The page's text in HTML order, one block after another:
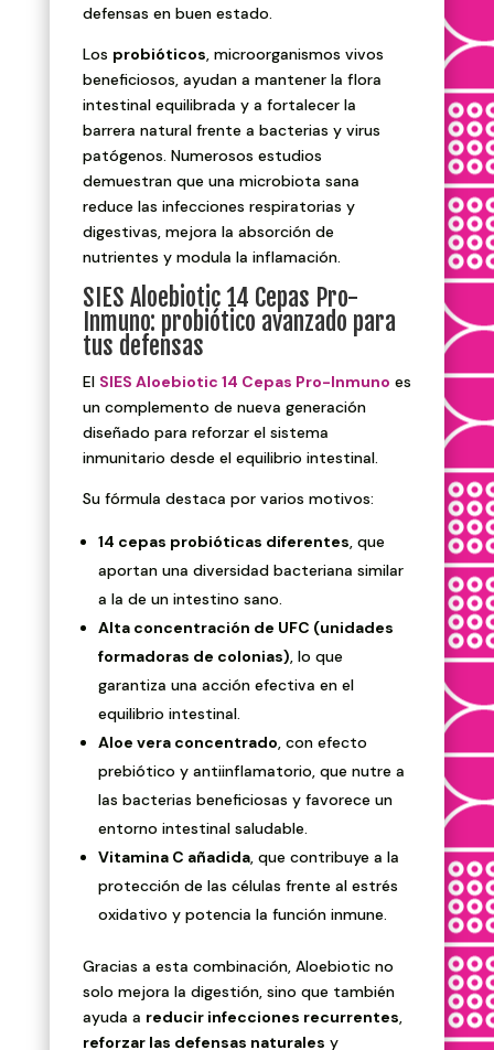
defensas en buen estado.
Los probióticos, microorganismos vivos
beneficiosos, ayudan a mantener la flora
intestinal equilibrada y a fortalecer la
barrera natural frente a bacterias y virus
patógenos. Numerosos estudios
demuestran que una microbiota sana
reduce las infecciones respiratorias y
digestivas, mejora la absorción de
nutrientes y modula la inflamación.
SIES Aloebiotic 14 Cepas Pro-
Inmuno: probiótico avanzado para
tus defensas
El SIES Aloebiotic 14 Cepas Pro-Inmuno es
un complemento de nueva generación
diseñado para reforzar el sistema
inmunitario desde el equilibrio intestinal.
Su fórmula destaca por varios motivos:
14 cepas probióticas diferentes, que
aportan una diversidad bacteriana similar
a la de un intestino sano.
Alta concentración de UFC (unidades
formadoras de colonias), lo que
garantiza una acción efectiva en el
equilibrio intestinal.
Aloe vera concentrado, con efecto
prebiótico y antiinflamatorio, que nutre a
las bacterias beneficiosas y favorece un
entorno intestinal saludable.
Vitamina C añadida, que contribuye a la
protección de las células frente al estrés
oxidativo y potencia la función inmune.
Gracias a esta combinación, Aloebiotic no
solo mejora la digestión, sino que también
ayuda a reducir infecciones recurrentes,
reforzar las defensas naturales y